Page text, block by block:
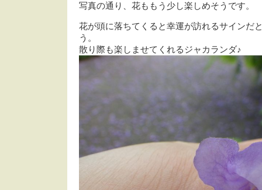
写真の通り、花ももう少し楽しめそうです。
花が頭に落ちてくると幸運が訪れるサインだ
う。
散り際も楽しませてくれるジャカランダ♪